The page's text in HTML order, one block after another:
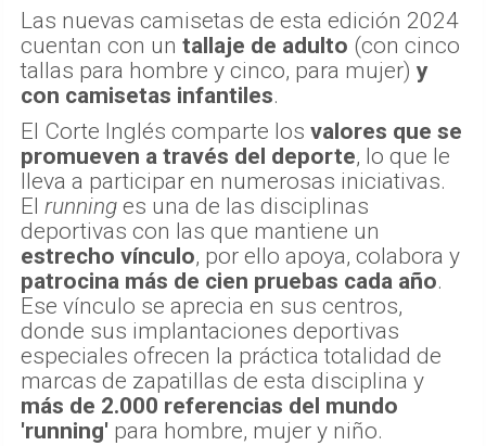
Las nuevas camisetas de esta edición 2024
cuentan con un tallaje de adulto (con cinco
tallas para hombre y cinco, para mujer) y
con camisetas infantiles.
El Corte Inglés comparte los valores que se
promueven a través del deporte, lo que le
lleva a participar en numerosas iniciativas.
El running es una de las disciplinas
deportivas con las que mantiene un
estrecho vínculo, por ello apoya, colabora y
patrocina más de cien pruebas cada año.
Ese vínculo se aprecia en sus centros,
donde sus implantaciones deportivas
especiales ofrecen la práctica totalidad de
marcas de zapatillas de esta disciplina y
más de 2.000 referencias del mundo
'running' para hombre, mujer y niño.